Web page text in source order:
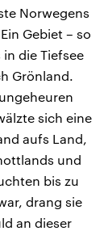
Norwegens
Gebiet – so
die Tiefsee
Grönland.
sich eine
aufs Land,
und
bis zu
drang sie
an dieser